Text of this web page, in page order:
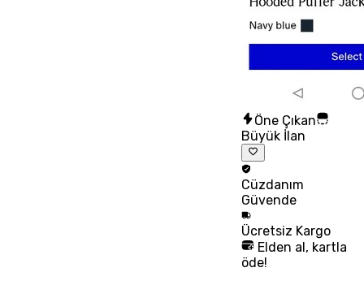
Öne Çıkan
Büyük İlan
Cüzdanım
Güvende
Ücretsiz Kargo
Elden al, kartla
öde!